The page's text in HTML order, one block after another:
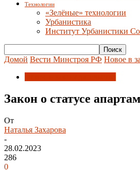
Технологии
«Зелёные» технологии
Урбанистика
Институт Урбанистики
Домой Вести Минстроя РФ Новое в
Закон о статусе
От
Наталья Захарова
-
28.02.2023
286
0